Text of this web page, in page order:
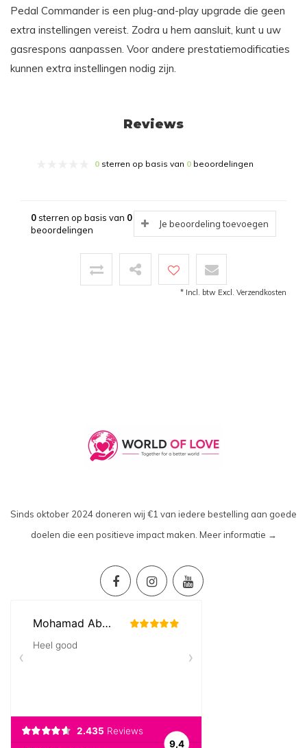
Pedal Commander is een plug-and-play upgrade die geen
extra instellingen vereist. Zodra u hem aansluit, kunt u uw
gasrespons aanpassen. Voor andere prestatiemodificaties
kunnen extra instellingen nodig zijn.
Reviews
0 sterren op basis van 0 beoordelingen
0sterren op basis van 0
beoordelingen
Je beoordeling toevoegen
* Incl. btw Excl. Verzendkosten
Sinds oktober 2024 doneren wij €1 van iedere bestelling aan goede
doelen die een positieve impact maken. Meer informatie →